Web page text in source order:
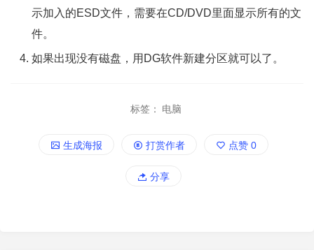
示加入的ESD文件，需要在CD/DVD里面显示所有的文
件。
如果出现没有磁盘，用DG软件新建分区就可以了。
标签： 电脑
生成海报 打赏作者 点赞 0
分享